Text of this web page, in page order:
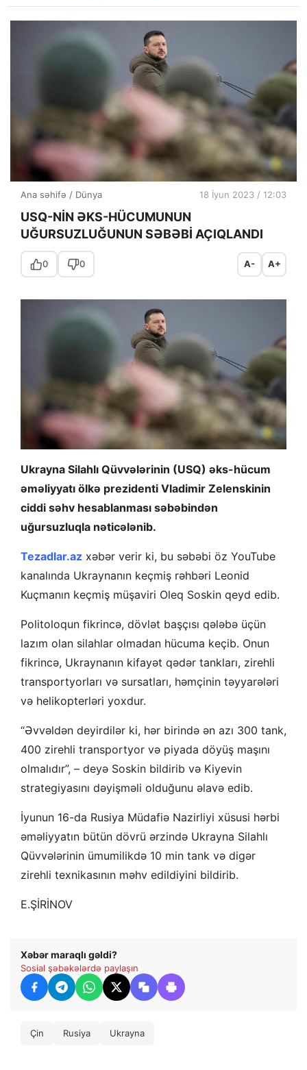
Ana səhifə / Dünya 18 İyun 2023 / 12:03
USQ-NİN ƏKS-HÜCUMUNUN
UĞURSUZLUĞUNUN SƏBƏBİ AÇIQLANDI
0 0 A- A+
Ukrayna Silahlı Qüvvələrinin (USQ) əks-hücum
əməliyyatı ölkə prezidenti Vladimir Zelenskinin
ciddi səhv hesablanması səbəbindən
uğursuzluqla nəticələnib.
Tezadlar.az xəbər verir ki, bu səbəbi öz YouTube
kanalında Ukraynanın keçmiş rəhbəri Leonid
Kuçmanın keçmiş müşaviri Oleq Soskin qeyd edib.
Politoloqun fikrincə, dövlət başçısı qələbə üçün
lazım olan silahlar olmadan hücuma keçib. Onun
fikrincə, Ukraynanın kifayət qədər tankları, zirehli
transportyorları və sursatları, həmçinin təyyarələri
və helikopterləri yoxdur.
“Əvvəldən deyirdilər ki, hər birində ən azı 300 tank,
400 zirehli transportyor və piyada döyüş maşını
olmalıdır”, – deyə Soskin bildirib və Kiyevin
strategiyasını dəyişməli olduğunu əlavə edib.
İyunun 16-da Rusiya Müdafiə Nazirliyi xüsusi hərbi
əməliyyatın bütün dövrü ərzində Ukrayna Silahlı
Qüvvələrinin ümumilikdə 10 min tank və digər
zirehli texnikasının məhv edildiyini bildirib.
E.ŞİRİNOV
Xəbər maraqlı gəldi?
Sosial şəbəkələrdə paylaşın
Çin Rusiya Ukrayna